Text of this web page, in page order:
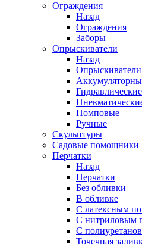
Ограждения
Назад
Ограждения
Заборы
Опрыскиватели
Назад
Опрыскиватели
Гидравлические
Помповые
Ручные
Скульптуры
Садовые помощники
Перчатки
Назад
Перчатки
Без обливки
В обливке
С латексным
С нитриловым
С
Точечная